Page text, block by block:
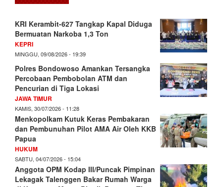
KRI Kerambit-627 Tangkap Kapal Diduga
Bermuatan Narkoba 1,3 Ton
KEPRI
MINGGU, 09/08/2026 - 19:39
Polres Bondowoso Amankan Tersangka
Percobaan Pembobolan ATM dan
Pencurian di Tiga Lokasi
JAWA TIMUR
KAMIS, 30/07/2026 - 11:28
Menkopolkam Kutuk Keras Pembakaran
dan Pembunuhan Pilot AMA Air Oleh KKB
Papua
HUKUM
SABTU, 04/07/2026 - 15:04
Anggota OPM Kodap III/Puncak Pimpinan
Lekagak Talenggen Bakar Rumah Warga